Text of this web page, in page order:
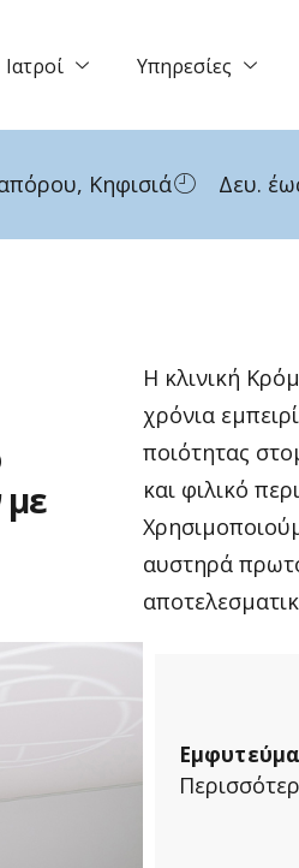
Ιατροί Υπηρεσίες
Κηφισιά Δευ.
με
Η κλινική
χρόνια
ποιότητας
και φιλικό
αυστηρά